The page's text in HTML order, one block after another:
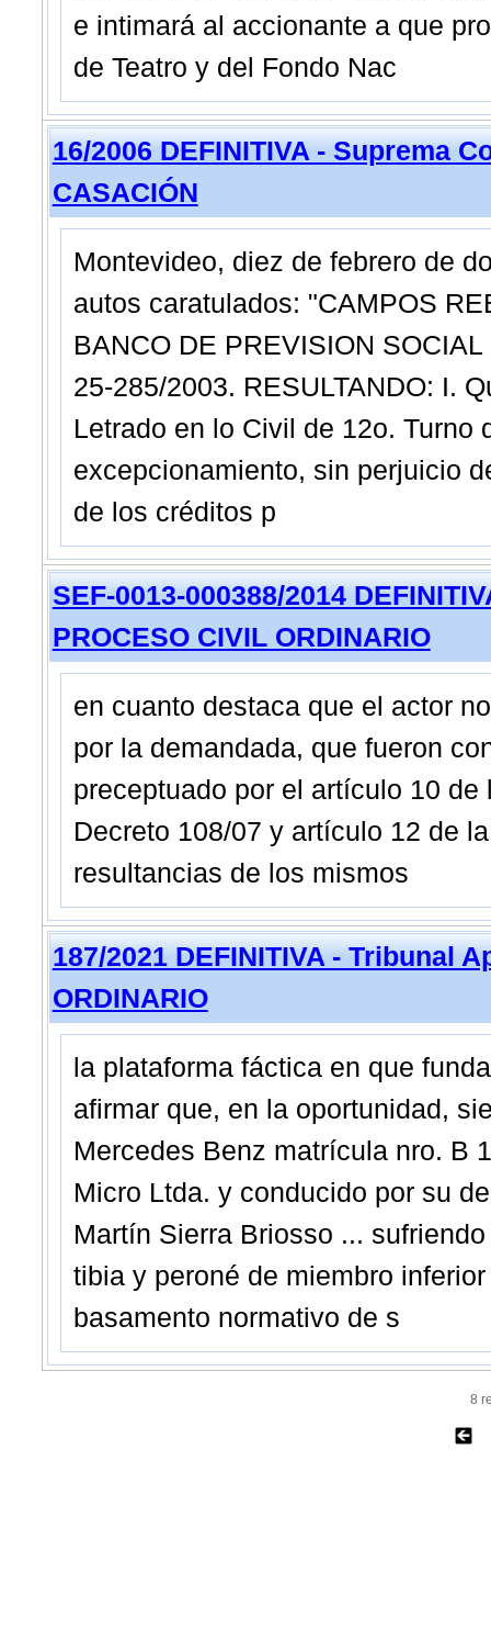
e intimará al accionante a que
de Teatro y del Fondo Nac
16/2006 DEFINITIVA - Suprema
CASACIÓN
Montevideo, diez de febrero de
autos caratulados: "CAMPOS
BANCO DE PREVISION
25-285/2003. RESULTANDO: I.
Letrado en lo Civil de 12o.
excepcionamiento, sin perjuicio
de los créditos p
SEF-0013-000388/2014
PROCESO CIVIL ORDINARIO
en cuanto destaca que el actor
por la demandada, que fueron
preceptuado por el artículo 10
Decreto 108/07 y artículo 12 de
resultancias de los mismos
187/2021 DEFINITIVA - Tribunal
ORDINARIO
la plataforma fáctica en que
afirmar que, en la oportunidad,
Mercedes Benz matrícula nro. B
Micro Ltda. y conducido por su
Martín Sierra Briosso ...
tibia y peroné de miembro
basamento normativo de s
8